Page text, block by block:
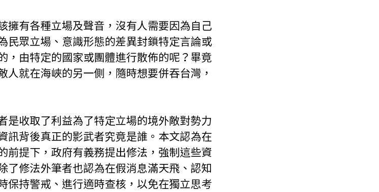
擁有各種立場及聲音，沒有人需要因為自己
民眾立場、意識形態的差異封鎖特定言論或
，由特定的國家或團體進行散佈的呢？畢竟
就在海峽的另一側，隨時想要併吞台灣，
是收取了利益為了特定立場的境外敵對勢力
訊背後真正的影武者究竟是誰。本文認為在
前提下，政府有義務提出修法，強制這些資
了修法外筆者也認為在假消息滿天飛、認知
保持警戒、進行適時查核，以免在獨立思考